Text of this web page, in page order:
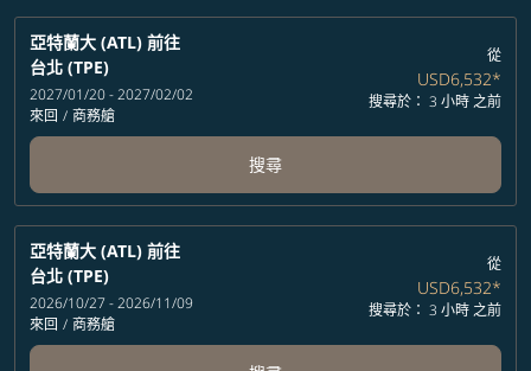
亞特蘭大 (ATL) 前往
台北 (TPE)
2027/01/20 - 2027/02/02
來回 / 商務艙
從
USD6,532*
搜尋於： 3 小時 之前
搜尋
亞特蘭大 (ATL) 前往
台北 (TPE)
2026/10/27 - 2026/11/09
來回 / 商務艙
從
USD6,532*
搜尋於： 3 小時 之前